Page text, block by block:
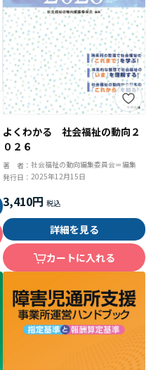
よくわかる 社会福祉の動向２
０２６
著 者： 社会福祉の動向編集委員会＝編集
発行日： 2025年12月15日
3,410円
詳細を見る
カートに入れる